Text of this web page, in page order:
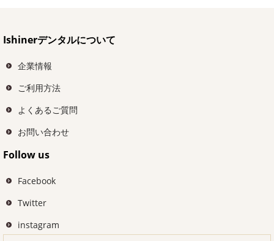
Ishinerデンタルについて
企業情報
ご利用方法
よくあるご質問
お問い合わせ
Follow us
Facebook
Twitter
instagram